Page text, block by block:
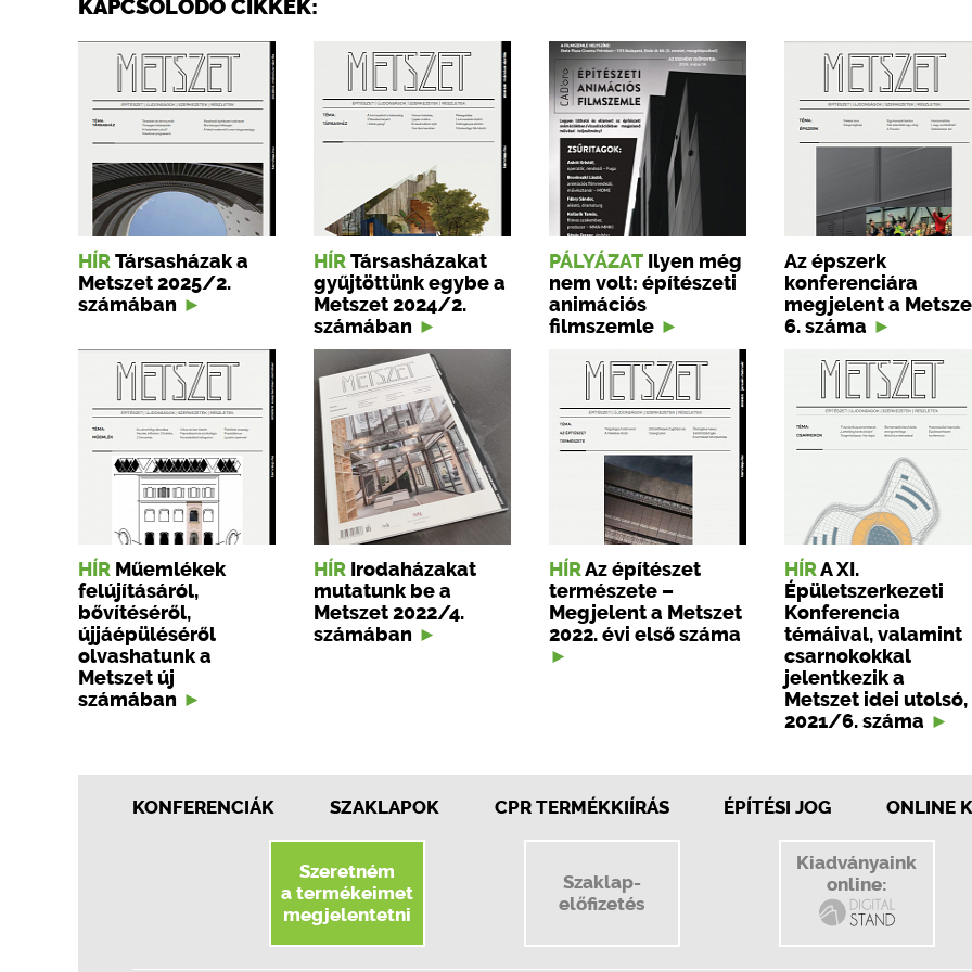
KAPCSOLÓDÓ CIKKEK:
HÍR Társasházak a
Metszet 2025/2.
számában
HÍR Társasházakat
gyűjtöttünk egybe a
Metszet 2024/2.
számában
PÁLYÁZAT Ilyen még
nem volt: építészeti
animációs
filmszemle
Az épszerk
konferenciára
megjelent a
6. száma
HÍR Műemlékek
felújításáról,
bővítéséről,
újjáépüléséről
olvashatunk a
Metszet új
számában
HÍR Irodaházakat
mutatunk be a
Metszet 2022/4.
számában
HÍRAz építészet
természete –
Megjelent a Metszet
2022. évi első száma
HÍRA XI.
Épületszerkezeti
Konferencia
témáival, valamint
csarnokokkal
jelentkezik a
Metszet idei utolsó,
2021/6. száma
KONFERENCIÁK SZAKLAPOK CPR TERMÉKKIÍRÁS ÉPÍTÉSI JOG ONLINE
Szeretném
a termékeimet
megjelentetni
Szaklap-
előfizetés
Kiadványaink
online: